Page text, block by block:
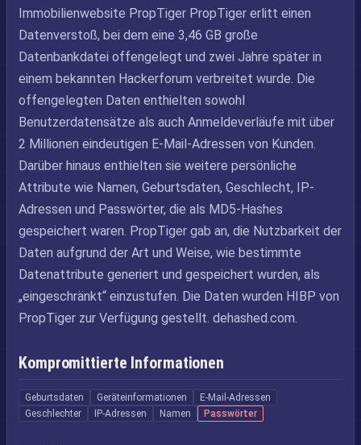
Immobilienwebsite PropTiger PropTiger erlitt einen
Datenverstoß, bei dem eine 3,46 GB große
Datenbankdatei offengelegt und zwei Jahre später in
einem bekannten Hackerforum verbreitet wurde. Die
offengelegten Daten enthielten sowohl
Benutzerdatensätze als auch Anmeldeverläufe mit über
2 Millionen eindeutigen E-Mail-Adressen von Kunden.
Darüber hinaus enthielten sie weitere persönliche
Attribute wie Namen, Geburtsdaten, Geschlecht, IP-
Adressen und Passwörter, die als MD5-Hashes
gespeichert waren. PropTiger gab an, die Nutzbarkeit der
Daten aufgrund der Art und Weise, wie bestimmte
Datenattribute generiert und gespeichert wurden, als
„eingeschränkt“ einzustufen. Die Daten wurden HIBP von
PropTiger zur Verfügung gestellt. dehashed.com.
Kompromittierte Informationen
Geburtsdaten Geräteinformationen
E-Mail-Adressen
Geschlechter
IP-Adressen Namen Passwörter